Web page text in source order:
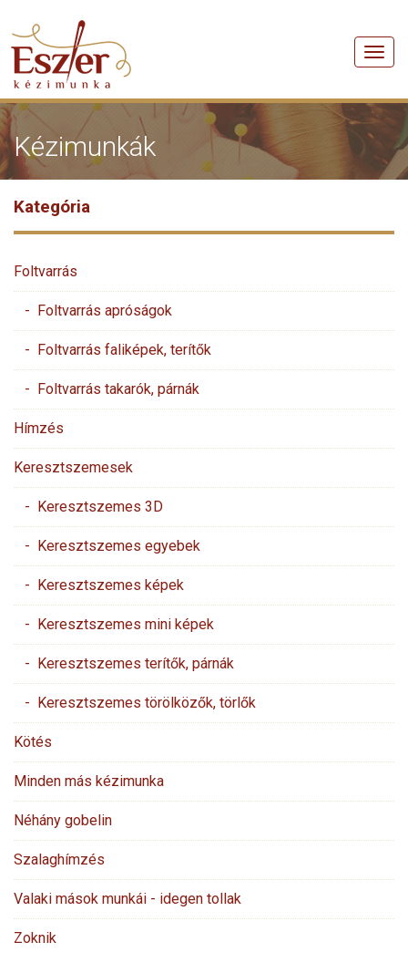
Menü
Kézimunkák
Kategória
Foltvarrás
- Foltvarrás apróságok
- Foltvarrás faliképek, terítők
- Foltvarrás takarók, párnák
Hímzés
Keresztszemesek
- Keresztszemes 3D
- Keresztszemes egyebek
- Keresztszemes képek
- Keresztszemes mini képek
- Keresztszemes terítők, párnák
- Keresztszemes törölközők, törlők
Kötés
Minden más kézimunka
Néhány gobelin
Szalaghímzés
Valaki mások munkái - idegen tollak
Zoknik